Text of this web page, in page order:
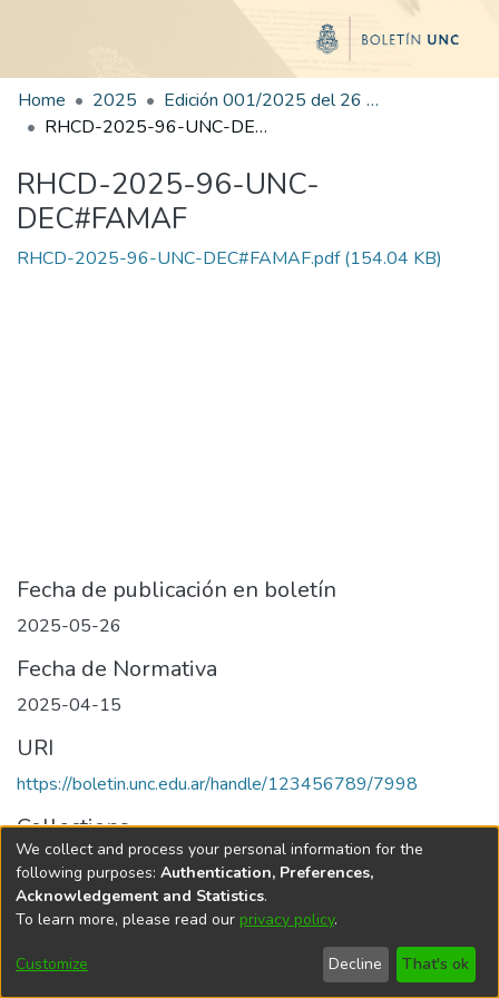
Home 2025
Edición 001/2025 del 26 de mayo de 2025
RHCD-2025-96-UNC-DEC#FAMAF
RHCD-2025-96-UNC-
DEC#FAMAF
RHCD-2025-96-UNC-DEC#FAMAF.pdf(154.04 KB)
Fecha de publicación en boletín
2025-05-26
Fecha de Normativa
2025-04-15
URI
https://boletin.unc.edu.ar/handle/123456789/7998
Collections
Edición 001/2025 del 26 de mayo de 2025
Universidad Nacional de Córdoba
We collect and process your personal information for the
following purposes: Authentication, Preferences,
Acknowledgement and Statistics.
To learn more, please read our privacy policy.
Customize Decline That's ok